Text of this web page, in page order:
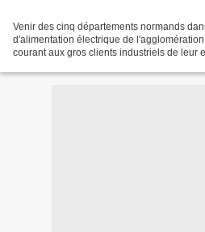
Venir des cinq départements normands
d'alimentation électrique de
courant aux gros clients industriels de leur